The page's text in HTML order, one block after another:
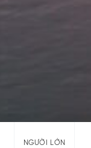
NGƯỜI LỚN